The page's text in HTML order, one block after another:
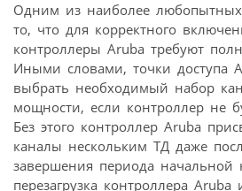
Одним из наиболее
то, что для корректного
контроллеры Aruba требуют
Иными словами, точки доступа
выбрать необходимый набор
мощности, если контроллер не
Без этого контроллер Aruba
каналы нескольким ТД даже
завершения периода начальной
перезагрузка контроллера